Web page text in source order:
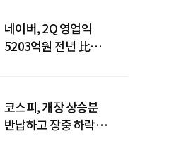
네이버, 2Q 영업익
5203억원 전년 比
코스피, 개장 상승분
반납하고 장중 하락